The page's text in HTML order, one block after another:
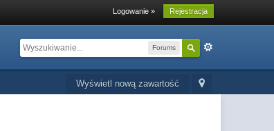
Logowanie » Rejestracja
Forums
Wyświetl nową zawartość